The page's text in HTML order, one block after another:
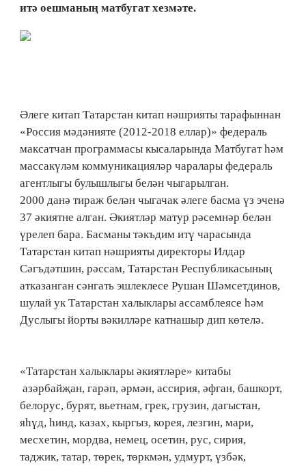
итә оешманың матбугат хезмәте.
Әлеге китап Татарстан китап нәшрияты тарафыннан
«Россия мәдәнияте (2012-2018 еллар)» федераль
максатчан программасы кысаларында Матбугат һәм
массакүләм коммуникацияләр чаралары федераль
агентлыгы булышлыгы белән чыгарылган.
2000 данә тираж белән чыгачак әлеге басма үз эченә
37 әкиятне алган. Әкиятләр матур рәсемнәр белән
үрелеп бара. Басманы тәкъдим итү чарасында
Татарстан китап нәшрияты директоры Илдар
Сәгъдәтшин, рәссам, Татарстан Республикасының
атказанган сәнгать эшлеклесе Рушан Шәмсетдинов,
шулай ук Татарстан халыклары ассамблеясе һәм
Дуслыгы йорты вәкилләре катнашыр дип көтелә.
«Татарстан халыклары әкиятләре» китабы
азәрбайҗан, гарәп, әрмән, ассирия, әфган, башкорт,
белорус, бурят, вьетнам, грек, грузин, дагыстан,
яһүд, һинд, казах, кыргыз, корея, лезгин, мари,
месхетин, мордва, немец, осетин, рус, сирия,
таджик, татар, төрек, төркмән, удмурт, үзбәк,